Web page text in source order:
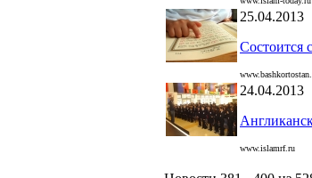
25.04.2013
Состоится
24.04.2013
www.islamrf.ru